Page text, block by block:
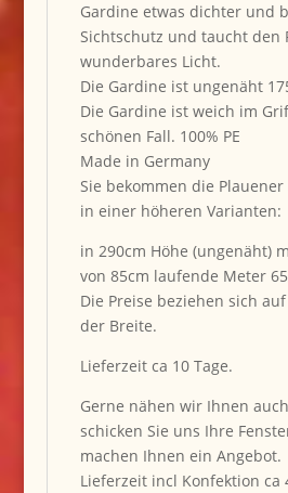
Gardine etwas dichter und
Sichtschutz und taucht den
wunderbares Licht.
Die Gardine ist ungenäht
Die Gardine ist weich im
schönen Fall. 100% PE
Made in Germany
Sie bekommen die
in einer höheren Varianten:
in 290cm Höhe (ungenäht)
von 85cm laufende Meter
Die Preise beziehen sich
der Breite.
Lieferzeit ca 10 Tage.
Gerne nähen wir Ihnen
schicken Sie uns Ihre
machen Ihnen ein Angebot.
Lieferzeit incl Konfektion ca